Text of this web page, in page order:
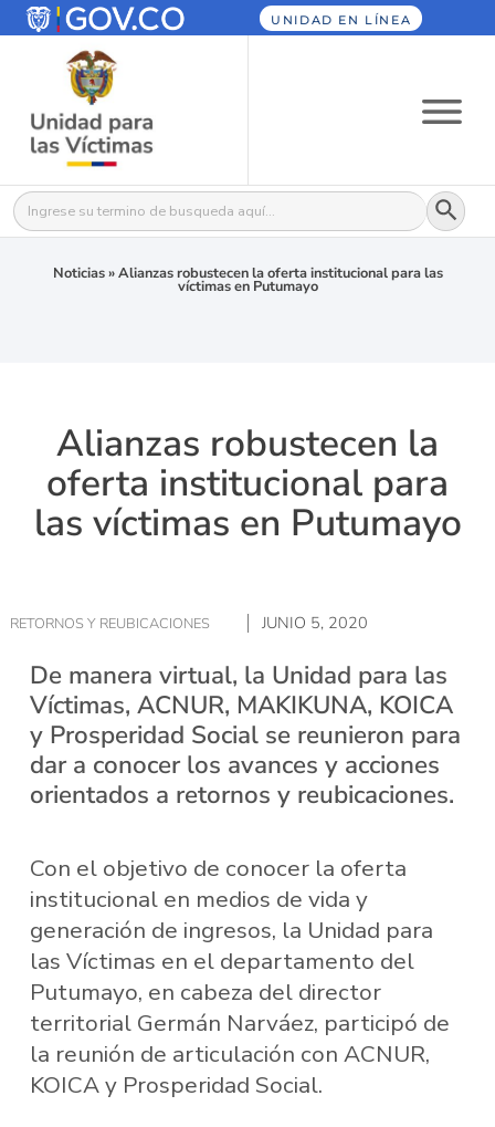
UNIDAD EN LÍNEA
Buscar: Botón
Noticias»Alianzas robustecen la oferta institucional para las
víctimas en Putumayo
Alianzas robustecen la
oferta institucional para
las víctimas en Putumayo
RETORNOS Y REUBICACIONES JUNIO 5, 2020
De manera virtual, la Unidad para las
Víctimas, ACNUR, MAKIKUNA, KOICA
y Prosperidad Social se reunieron para
dar a conocer los avances y acciones
orientados a retornos y reubicaciones.
Con el objetivo de conocer la oferta
institucional en medios de vida y
generación de ingresos, la Unidad para
las Víctimas en el departamento del
Putumayo, en cabeza del director
territorial Germán Narváez, participó de
la reunión de articulación con ACNUR,
KOICA y Prosperidad Social.